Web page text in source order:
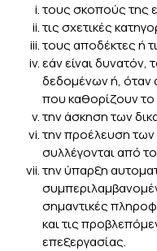
τους σκοπούς της
τις σχετικές
τους αποδέκτες ή
εάν είναι δυνατόν,
δεδομένων ή, όταν
που καθορίζουν
την άσκηση των
την προέλευση
συλλέγονται από
την ύπαρξη
σημαντικές
και τις
επεξεργασίας.